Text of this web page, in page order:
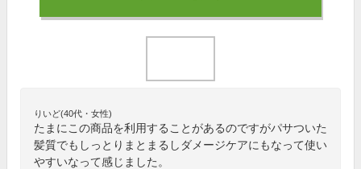
りいど(40代・女性)
たまにこの商品を利用することがあるのですがパサついた
髪質でもしっとりまとまるしダメージケアにもなって使い
やすいなって感じました。